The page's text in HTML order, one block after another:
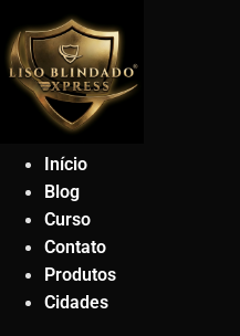
para
o
conteúdo
Início
Blog
Curso
Contato
Produtos
Cidades